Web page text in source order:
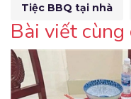
Tiệc BBQ tại nhà
Bài viết cùng